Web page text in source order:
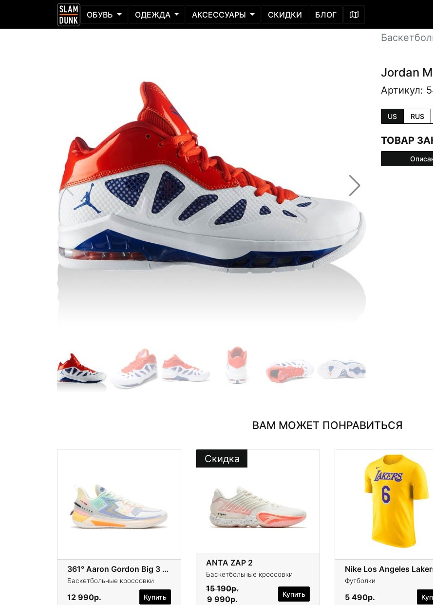
ОБУВЬ ОДЕЖДА АКСЕССУАРЫ СКИДКИ БЛОГ
Jordan
Артикул:
US RUS
ТОВАР
ВАМ МОЖЕТ ПОНРАВИТЬСЯ
361° Aaron Gordon Big 3 5.0
Баскетбольные кроссовки
12 990р. Купить
Скидка
ANTA ZAP 2
Баскетбольные кроссовки
15 190р.
9 990р.
Купить
Nike Los Angeles
Футболки
5 490р.